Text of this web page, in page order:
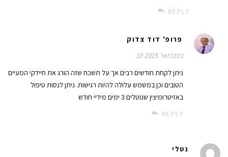
REPLY
פרופ' דוד צדוק
10 בפברואר 2015
ניתן לקחת חודשים רבים אך על תשכח שזה הורג את חיידקי המעיים
הטובים וכן במשמש עלולה להיות רגישות. ניתן לנסות טיפול
באזיטרומיצין שנוטלים 3 ימים מידיי חודש
REPLY
נטלי